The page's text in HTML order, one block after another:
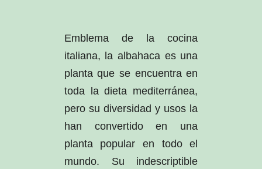
Emblema de la cocina
italiana, la albahaca es una
planta que se encuentra en
toda la dieta mediterránea,
pero su diversidad y usos la
han convertido en una
planta popular en todo el
mundo. Su indescriptible